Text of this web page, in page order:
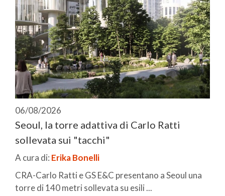
06/08/2026
Seoul, la torre adattiva di Carlo Ratti
sollevata sui "tacchi"
A cura di: Erika Bonelli
CRA-Carlo Ratti e GS E&C presentano a Seoul una
torre di 140 metri sollevata su esili ...